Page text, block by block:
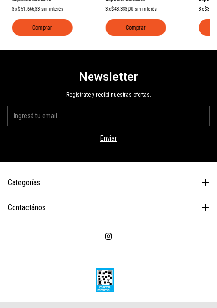
3 x$51.666,33 sin interés
Comprar
3 x$43.333,00 sin interés
Comprar
3 x
Newsletter
Registrate y recibí nuestras ofertas.
Categorías
Contactános